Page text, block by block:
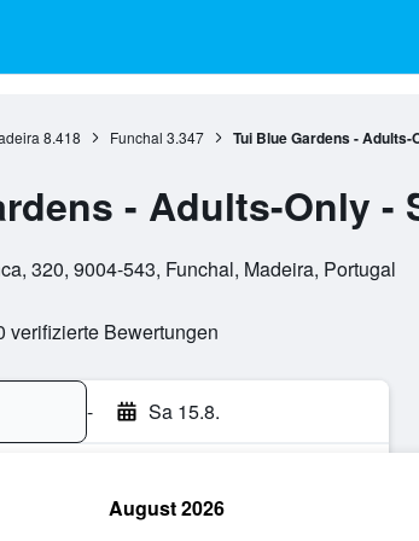
8.418 Funchal 3.347 Tui Blue Gardens -
- Adults-Only -
320, 9004-543, Funchal, Madeira, Portugal
verifizierte Bewertungen
- Sa 15.8.
August 2026